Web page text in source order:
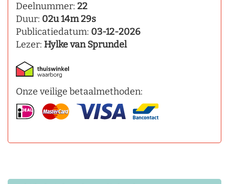
Deelnummer: 22
Duur: 02u 14m 29s
Publicatiedatum: 03-12-2026
Lezer: Hylke van Sprundel
Onze veilige betaalmethoden: